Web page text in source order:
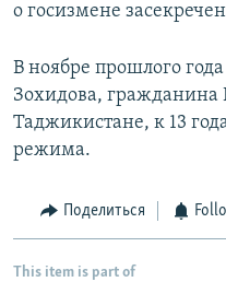
о госизмене
В ноябре прошлого
Зохидова, гражданина
Таджикистане, к 13
режима.
Поделиться
This item is part of